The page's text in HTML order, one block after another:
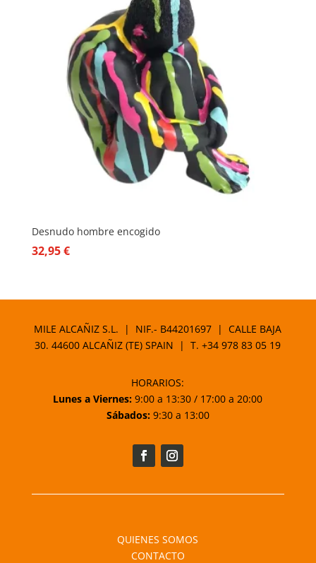
Desnudo hombre encogido
32,95€
MILE ALCAÑIZ S.L. | NIF.- B44201697 | CALLE BAJA
30. 44600 ALCAÑIZ (TE) SPAIN | T.+34 978 83 05 19
HORARIOS:
Lunes a Viernes: 9:00 a 13:30 / 17:00 a 20:00
Sábados:9:30 a 13:00
QUIENES SOMOS
CONTACTO